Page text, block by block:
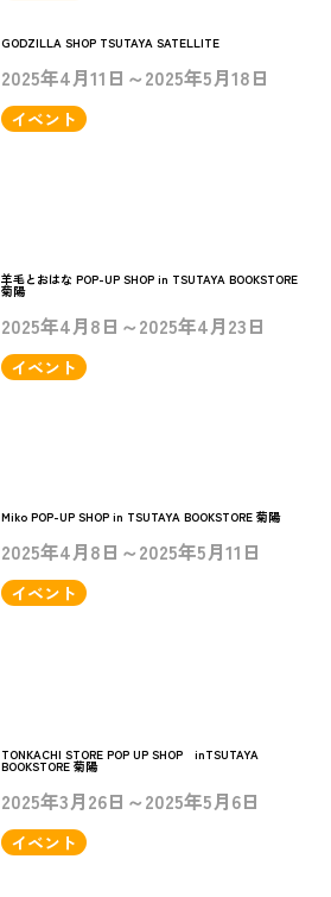
GODZILLA SHOP TSUTAYA SATELLITE
2025年4月11日～2025年5月18日
イベント
羊毛とおはな POP-UP SHOP in TSUTAYA BOOKSTORE
菊陽
2025年4月8日～2025年4月23日
イベント
Miko POP-UP SHOP in TSUTAYA BOOKSTORE 菊陽
2025年4月8日～2025年5月11日
イベント
TONKACHI STORE POP UP SHOP inTSUTAYA
BOOKSTORE 菊陽
2025年3月26日～2025年5月6日
イベント